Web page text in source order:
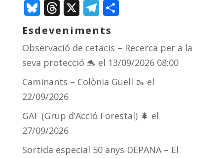
Bluesky
Threads
X Telegram
Comparteix
Esdeveniments
Observació de cetacis – Recerca per a la
seva protecció 🐬 el 13/09/2026 08:00
Caminants – Colònia Güell 🥾 el
22/09/2026
GAF (Grup d’Acció Forestal) 🌲 el
27/09/2026
Sortida especial 50 anys DEPANA – El